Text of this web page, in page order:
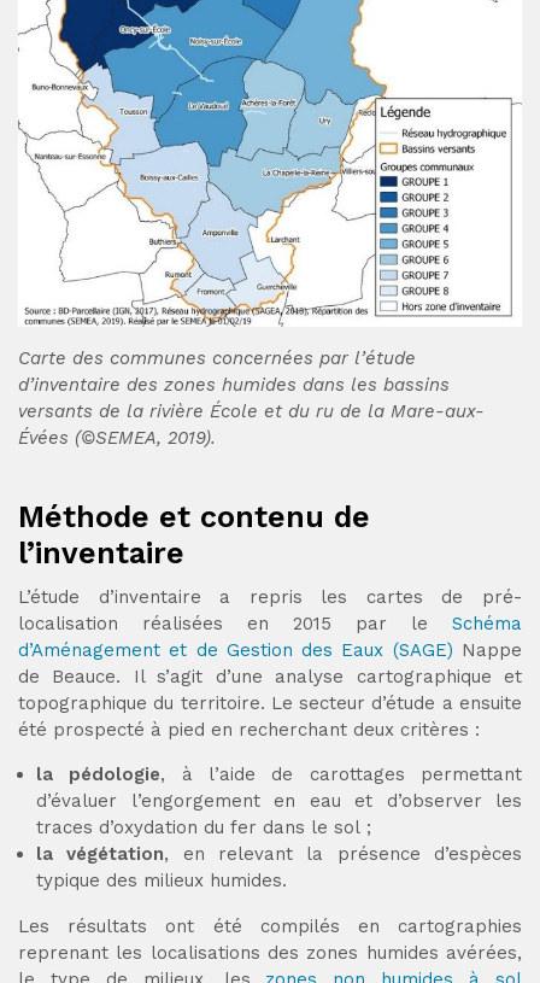
Carte des communes concernées par l’étude
d’inventaire des zones humides dans les bassins
versants de la rivière École et du ru de la Mare-aux-
Évées (©SEMEA, 2019).
Méthode et contenu de
l’inventaire
L’étude d’inventaire a repris les cartes de pré-
localisation réalisées en 2015 par le Schéma
d’Aménagement et de Gestion des Eaux (SAGE) Nappe
de Beauce. Il s’agit d’une analyse cartographique et
topographique du territoire. Le secteur d’étude a ensuite
été prospecté à pied en recherchant deux critères :
la pédologie, à l’aide de carottages permettant
d’évaluer l’engorgement en eau et d’observer les
traces d’oxydation du fer dans le sol ;
la végétation, en relevant la présence d’espèces
typique des milieux humides.
Les résultats ont été compilés en cartographies
reprenant les localisations des zones humides avérées,